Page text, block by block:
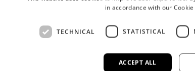
👋 Hej!
Prodavca/
in accordance with our Cookie
TECHNICAL STATISTICAL
ACCEPT ALL